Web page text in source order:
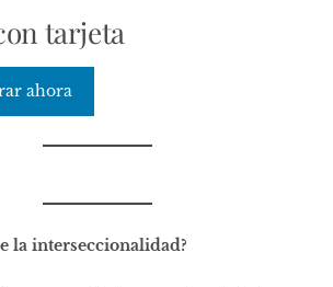
tarjeta
ahora
la interseccionalidad?